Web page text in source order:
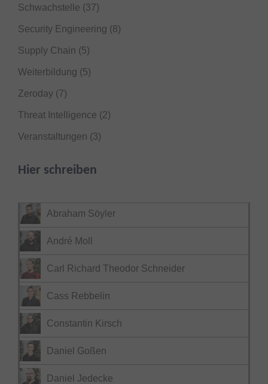
Schwachstelle (37)
Security Engineering (8)
Supply Chain (5)
Weiterbildung (5)
Zeroday (7)
Threat Intelligence (2)
Veranstaltungen (3)
Hier schreiben
Abraham Söyler
André Moll
Carl Richard Theodor Schneider
Cass Rebbelin
Constantin Kirsch
Daniel Goßen
Daniel Jedecke